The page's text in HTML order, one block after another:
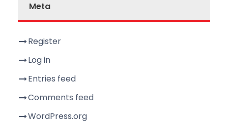
Meta
Register
Log in
Entries feed
Comments feed
WordPress.org